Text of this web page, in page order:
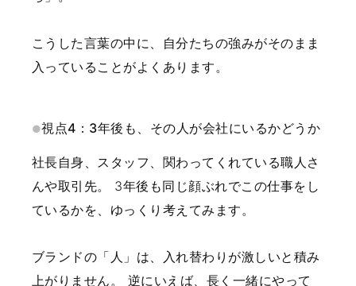
こうした言葉の中に、自分たちの強みがそのまま
入っていることがよくあります。
視点4：3年後も、その人が会社にいるかどうか
社長自身、スタッフ、関わってくれている職人さ
んや取引先。
3年後も同じ顔ぶれでこの仕事をし
ているかを、ゆっくり考えてみます。
ブランドの「人」は、入れ替わりが激しいと積み
上がりません。
逆にいえば、長く一緒にやって